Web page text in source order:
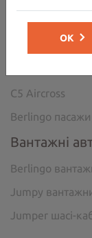
Автомобілі
C5 Aircross
C5 Aircross
Berlingo
Вантажні
Berlingo
Jumpy
Jumper шасі-
ОК